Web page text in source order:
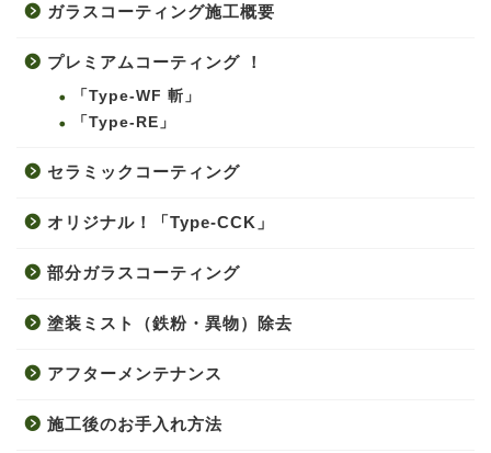
ガラスコーティング施工概要
プレミアムコーティング ！
「Type-WF 斬」
「Type-RE」
セラミックコーティング
オリジナル！「Type-CCK」
部分ガラスコーティング
塗装ミスト（鉄粉・異物）除去
アフターメンテナンス
施工後のお手入れ方法